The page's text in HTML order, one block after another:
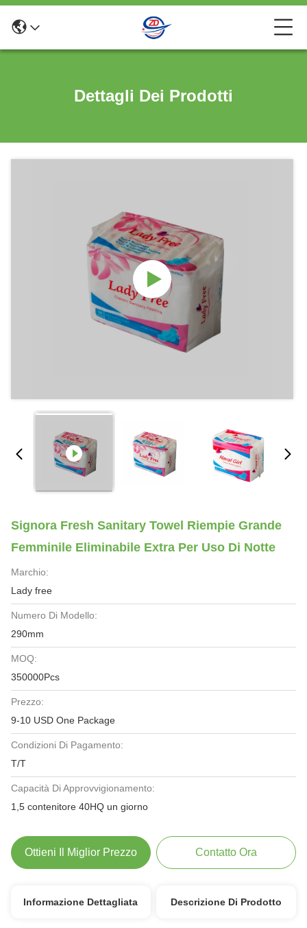
Dettagli Dei Prodotti
Signora Fresh Sanitary Towel Riempie Grande
Femminile Eliminabile Extra Per Uso Di Notte
Marchio:
Lady free
Numero Di Modello:
290mm
MOQ:
350000Pcs
Prezzo:
9-10 USD One Package
Condizioni Di Pagamento:
T/T
Capacità Di Approvvigionamento:
1,5 contenitore 40HQ un giorno
Ottieni Il Miglior Prezzo Contatto Ora
Informazione Dettagliata Descrizione Di Prodotto